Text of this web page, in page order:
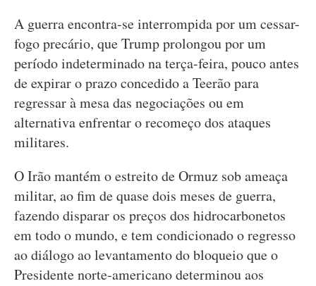
A guerra encontra-se interrompida por um cessar-
fogo precário, que Trump prolongou por um
período indeterminado na terça-feira, pouco antes
de expirar o prazo concedido a Teerão para
regressar à mesa das negociações ou em
alternativa enfrentar o recomeço dos ataques
militares.
O Irão mantém o estreito de Ormuz sob ameaça
militar, ao fim de quase dois meses de guerra,
fazendo disparar os preços dos hidrocarbonetos
em todo o mundo, e tem condicionado o regresso
ao diálogo ao levantamento do bloqueio que o
Presidente norte-americano determinou aos